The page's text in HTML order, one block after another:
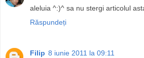
aleluia ^:)^ sa nu stergi articolul
Răspundeți
Filip 8 iunie 2011 la 09:11